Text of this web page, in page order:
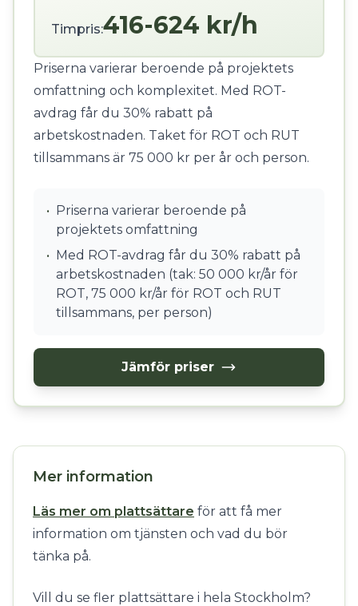
Timpris:416-624 kr/h
Priserna varierar beroende på projektets
omfattning och komplexitet. Med ROT-
avdrag får du 30% rabatt på
arbetskostnaden. Taket för ROT och RUT
tillsammans är 75 000 kr per år och person.
• Priserna varierar beroende på
projektets omfattning
• Med ROT-avdrag får du 30% rabatt på
arbetskostnaden (tak: 50 000 kr/år för
ROT, 75 000 kr/år för ROT och RUT
tillsammans, per person)
Jämför priser
Mer information
Läs mer om plattsättare för att få mer
information om tjänsten och vad du bör
tänka på.
Vill du se fler plattsättare i hela Stockholm?